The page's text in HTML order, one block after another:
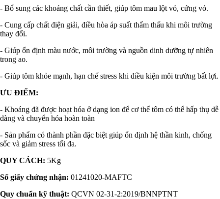
- Bổ sung các khoáng chất cần thiết, giúp tôm mau lột vỏ, cứng vỏ.
- Cung cấp chất điện giải, điều hòa áp suất thẩm thấu khi môi trường
thay đổi.
- Giúp ổn định màu nước, môi trường và nguồn dinh dưỡng tự nhiên
trong ao.
- Giúp tôm khỏe mạnh, hạn chế stress khi điều kiện môi trường bất lợi.
ƯU ĐIỂM:
- Khoáng đã được hoạt hóa ở dạng ion để cơ thể tôm có thể hấp thụ dễ
dàng và chuyển hóa hoàn toàn
- Sản phẩm có thành phần đặc biệt giúp ổn định hệ thần kinh, chống
sốc và giảm stress tối đa.
QUY CÁCH: 5Kg
Số giấy chứng nhận: 01241020-MAFTC
Quy chuẩn kỹ thuật: QCVN 02-31-2:2019/BNNPTNT